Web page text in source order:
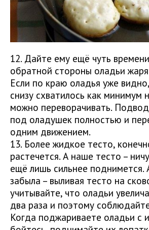
12. Дайте ему ещё чуть
обратной стороны оладьи
Если по краю оладья уже
снизу схватилось как минимум
можно переворачивать.
под оладушек полностью и
одним движением.
13. Более жидкое тесто,
растечется. А наше тесто –
ещё лишь сильнее поднимется.
забыла – выливая тесто на
учитывайте, что оладьи
два раза и поэтому
Когда поджариваете оладьи с